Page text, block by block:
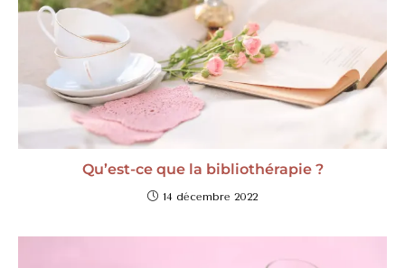
Qu’est-ce que la bibliothérapie ?
14 décembre 2022